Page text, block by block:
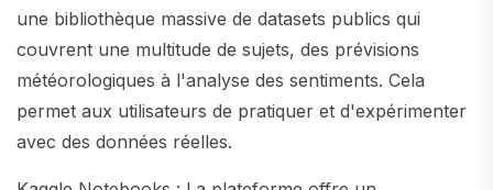
une bibliothèque massive de datasets publics qui
couvrent une multitude de sujets, des prévisions
météorologiques à l'analyse des sentiments. Cela
permet aux utilisateurs de pratiquer et d'expérimenter
avec des données réelles.